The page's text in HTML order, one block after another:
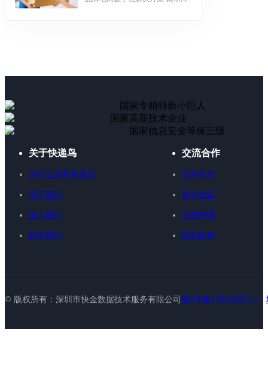
国家专精特新小巨人
国家高新技术企业
国家信息安全等保三级
关于快递鸟
为什么选择快递鸟
关于我们
加入我们
联系我们
交流合作
合作伙伴
用户协议
法律声明
隐私政策
© 版权所有：深圳市快金数据技术服务有限公司 粤ICP备15010928号-1